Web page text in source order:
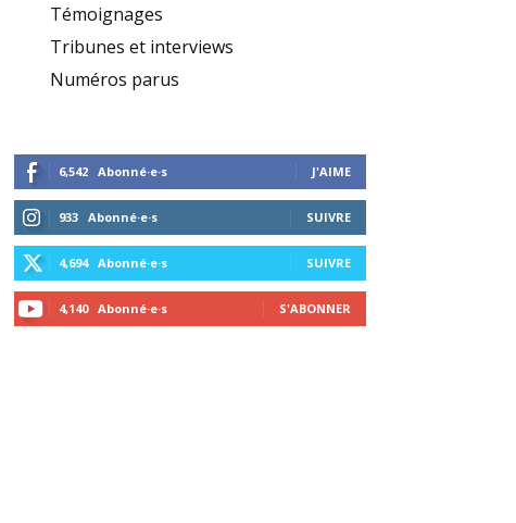
Témoignages
Tribunes et interviews
Numéros parus
6,542 Abonné·e·s J'AIME
933 Abonné·e·s SUIVRE
4,694 Abonné·e·s SUIVRE
4,140 Abonné·e·s S'ABONNER